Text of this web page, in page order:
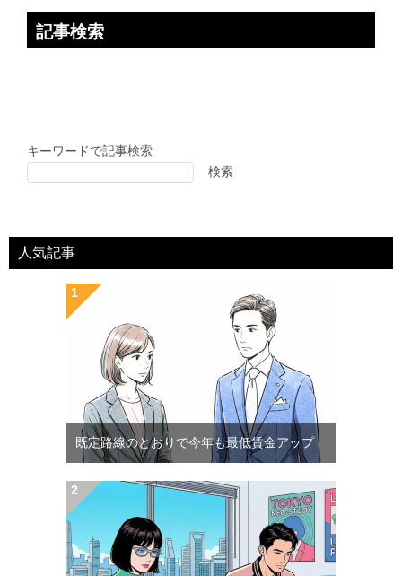
記事検索
キーワードで記事検索
検索
人気記事
既定路線のとおりで今年も最低賃金アップ